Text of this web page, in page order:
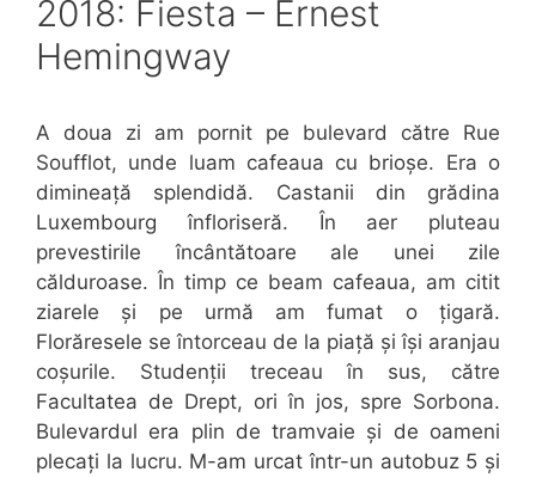
2018: Fiesta – Ernest
Hemingway
A doua zi am pornit pe bulevard către Rue
Soufflot, unde luam cafeaua cu brioșe. Era o
dimineață splendidă. Castanii din grădina
Luxembourg înfloriseră. În aer pluteau
prevestirile încântătoare ale unei zile
călduroase. În timp ce beam cafeaua, am citit
ziarele și pe urmă am fumat o țigară.
Florăresele se întorceau de la piață și își aranjau
coșurile. Studenții treceau în sus, către
Facultatea de Drept, ori în jos, spre Sorbona.
Bulevardul era plin de tramvaie și de oameni
plecați la lucru. M-am urcat într-un autobuz 5 și